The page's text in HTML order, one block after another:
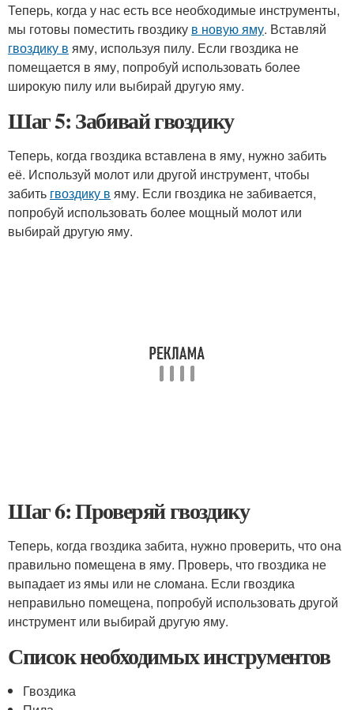
Теперь, когда у нас есть все необходимые инструменты,
мы готовы поместить гвоздику в новую яму. Вставляй
гвоздику в яму, используя пилу. Если гвоздика не
помещается в яму, попробуй использовать более
широкую пилу или выбирай другую яму.
Шаг 5: Забивай гвоздику
Теперь, когда гвоздика вставлена в яму, нужно забить
её. Используй молот или другой инструмент, чтобы
забить гвоздику в яму. Если гвоздика не забивается,
попробуй использовать более мощный молот или
выбирай другую яму.
Шаг 6: Проверяй гвоздику
Теперь, когда гвоздика забита, нужно проверить, что она
правильно помещена в яму. Проверь, что гвоздика не
выпадает из ямы или не сломана. Если гвоздика
неправильно помещена, попробуй использовать другой
инструмент или выбирай другую яму.
Список необходимых инструментов
Гвоздика